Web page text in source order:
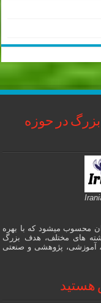
بزرگ در حوزه
محسوب میشود که با بهره
های مختلف، هدف بزرگ
آموزشی، پژوهشی و صنعتی
هستید